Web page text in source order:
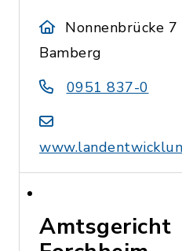
Nonnenbrücke 7
Bamberg
0951 837-0
Amtsgericht